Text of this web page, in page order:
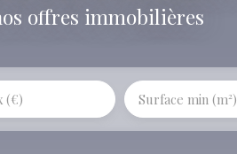
offres immobilières
(€) Surface min (m²)